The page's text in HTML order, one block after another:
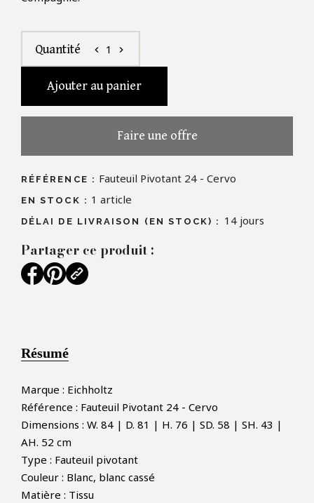
Quantité chevron_left 1 chevron_right
Ajouter au panier
Faire une offre
RÉFÉRENCE : Fauteuil Pivotant 24 - Cervo
EN STOCK : 1 article
DÉLAI DE LIVRAISON (EN STOCK) : 14 jours
Partager ce produit :
Résumé
Marque : Eichholtz
Référence : Fauteuil Pivotant 24 - Cervo
Dimensions : W. 84 | D. 81 | H. 76 | SD. 58 | SH. 43 |
AH. 52 cm
Type : Fauteuil pivotant
Couleur : Blanc, blanc cassé
Matière : Tissu